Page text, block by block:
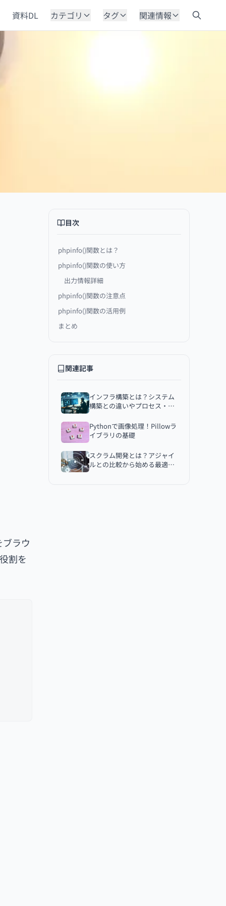
資料DL カテゴリ タグ 関連情報
ラウ
割を
目次
phpinfo()関数とは？
phpinfo()関数の使い方
出力情報詳細
phpinfo()関数の注意点
phpinfo()関数の活用例
まとめ
関連記事
インフラ構築とは？システム
構築との違いやプロセス・注
Pythonで画像処理！Pillowラ
イブラリの基礎
スクラム開発とは？アジャイ
ルとの比較から始める最適な